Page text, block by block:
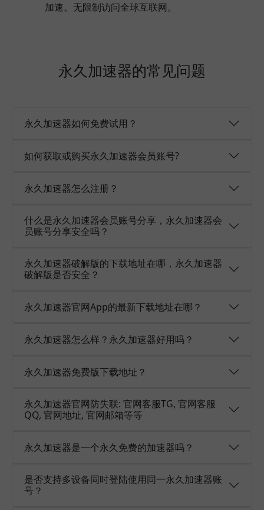
加速。无限制访问全球互联网。
永久加速器的常见问题
永久加速器如何免费试用？
如何获取或购买永久加速器会员账号?
永久加速器怎么注册？
什么是永久加速器会员账号分享，永久加速器会
员账号分享安全吗？
永久加速器破解版的下载地址在哪，永久加速器
破解版是否安全？
永久加速器官网App的最新下载地址在哪？
永久加速器怎么样？永久加速器好用吗？
永久加速器免费版下载地址？
永久加速器官网防失联: 官网客服TG, 官网客服
QQ, 官网地址, 官网邮箱等等
永久加速器是一个永久免费的加速器吗？
是否支持多设备同时登陆使用同一永久加速器账
号？